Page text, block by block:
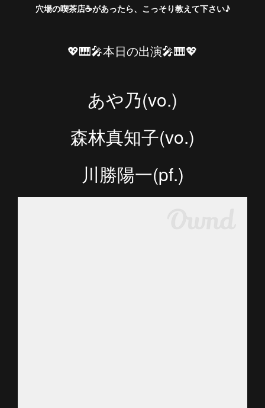
穴場の喫茶店☕️があったら、こっそり教えて下さい♪
💖🎹🎤本日の出演🎤🎹💖
あや乃(vo.)
森林真知子(vo.)
川勝陽一(pf.)